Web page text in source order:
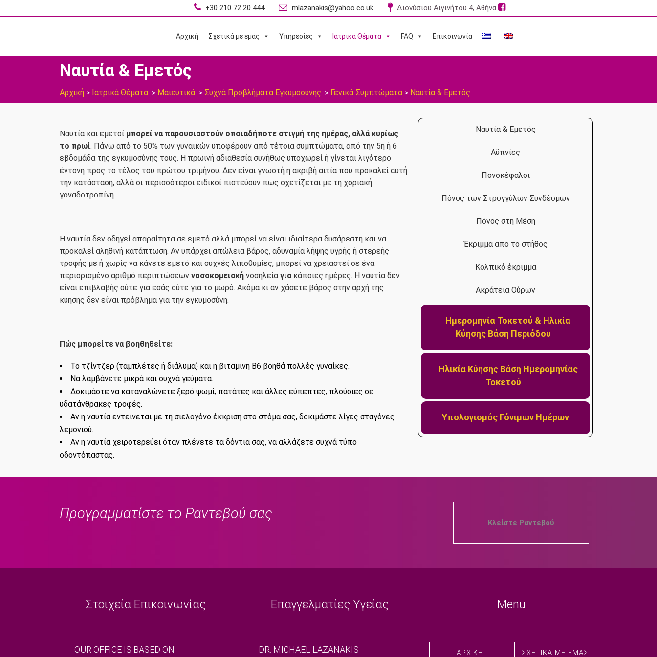
+30 210 72 20 444 mlazanakis@yahoo.co.uk Διονύσιου Αιγινήτου 4, Αθήνα
Αρχική Σχετικά με εμάς Υπηρεσίες Ιατρικά Θέματα FAQ Επικοινωνία
Ναυτία & Εμετός
Αρχική > Ιατρικά Θέματα > Μαιευτικά > Συχνά Προβλήματα Εγκυμοσύνης > Γενικά Συμπτώματα > Ναυτία & Εμετός
Ναυτία και εμετοί μπορεί να παρουσιαστούν οποιαδήποτε στιγμή της ημέρας, αλλά κυρίως
το πρωί. Πάνω από το 50% των γυναικών υποφέρουν από τέτοια συμπτώματα, από την 5η ή 6
εβδομάδα της εγκυμοσύνης τους. H πρωινή αδιαθεσία συνήθως υποχωρεί ή γίνεται λιγότερο
έντονη προς το τέλος του πρώτου τριμήνου. Δεν είναι γνωστή η ακριβή αιτία που προκαλεί αυτή
την κατάσταση, αλλά οι περισσότεροι ειδικοί πιστεύουν πως σχετίζεται με τη χοριακή
γοναδοτροπίνη.
Η ναυτία δεν οδηγεί απαραίτητα σε εμετό αλλά μπορεί να είναι ιδιαίτερα δυσάρεστη και να
προκαλεί αληθινή κατάπτωση. Αν υπάρχει απώλεια βάρος, αδυναμία λήψης υγρής ή στερεής
τροφής με ή χωρίς να κάνετε εμετό και συχνές λιποθυμίες, μπορεί να χρειαστεί σε ένα
περιορισμένο αριθμό περιπτώσεων νοσοκομειακή νοσηλεία για κάποιες ημέρες. Η ναυτία δεν
είναι επιβλαβής ούτε για εσάς ούτε για το μωρό. Ακόμα κι αν χάσετε βάρος στην αρχή της
κύησης δεν είναι πρόβλημα για την εγκυμοσύνη.
Πώς μπορείτε να βοηθηθείτε:
Το τζίντζερ (ταμπλέτες ή διάλυμα) και η βιταμίνη Β6 βοηθά πολλές γυναίκες.
Να λαμβάνετε μικρά και συχνά γεύματα.
​Δοκιμάστε να καταναλώνετε ξερό ψωμί, πατάτες και άλλες εύπεπτες, πλούσιες σε
υδατάνθρακες τροφές.
Αν η ναυτία εντείνεται με τη σιελογόνο έκκριση στο στόμα σας, δοκιμάστε λίγες σταγόνες
λεμονιού.
Αν η ναυτία χειροτερεύει όταν πλένετε τα δόντια σας, να αλλάζετε συχνά τύπο
οδοντόπαστας.
Ναυτία & Εμετός
Αϋπνίες
Πονοκέφαλοι
Πόνος των Στρογγύλων Συνδέσμων
Πόνος στη Μέση
Έκριμμα απο το στήθος
Κολπικό έκριμμα
Ακράτεια Ούρων
Ημερομηνία Τοκετού & Ηλικία
Κύησης Βάση Περιόδου
Ηλικία Κύησης Βάση Ημερομηνίας
Τοκετού
Υπολογισμός Γόνιμων Ημέρων
Προγραμματίστε το Ραντεβού σας
Κλείστε Ραντεβού
Στοιχεία Επικοινωνίας
OUR OFFICE IS BASED ON
Επαγγελματίες Υγείας
DR. MICHAEL LAZANAKIS
Menu
ΑΡΧΙΚΉ ΣΧΕΤΙΚΆ ΜΕ ΕΜΆΣ
2107220444
mlazanakis@yahoo.co.uk